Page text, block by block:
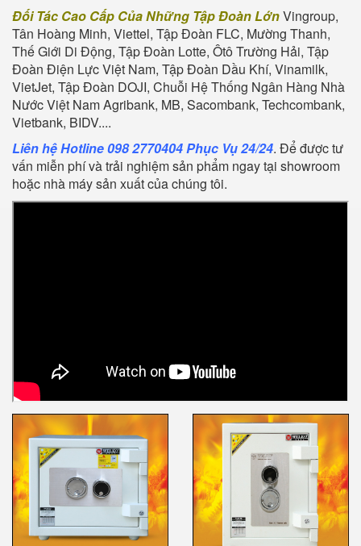
Đối Tác Cao Cấp Của Những Tập Đoàn LớnVingroup,
Tân Hoàng Minh, Viettel, Tập Đoàn FLC, Mường Thanh,
Thế Giới Di Động, Tập Đoàn Lotte, Ôtô Trường Hải, Tập
Đoàn Điện Lực Việt Nam, Tập Đoàn Dầu Khí, Vinamilk,
VietJet, Tập Đoàn DOJI, Chuỗi Hệ Thống Ngân Hàng Nhà
Nước Việt Nam Agribank, MB, Sacombank, Techcombank,
Vietbank, BIDV....
Liên hệ Hotline 098 2770404 Phục Vụ 24/24. Để được tư
vấn miễn phí và trải nghiệm sản phẩm ngay tại showroom
hoặc nhà máy sản xuất của chúng tôi.